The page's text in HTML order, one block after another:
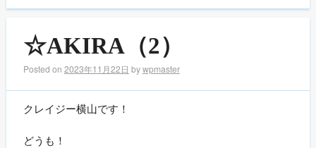
☆AKIRA（2）
Posted on 2023年11月22日 bywpmaster
クレイジー横山です！
どうも！